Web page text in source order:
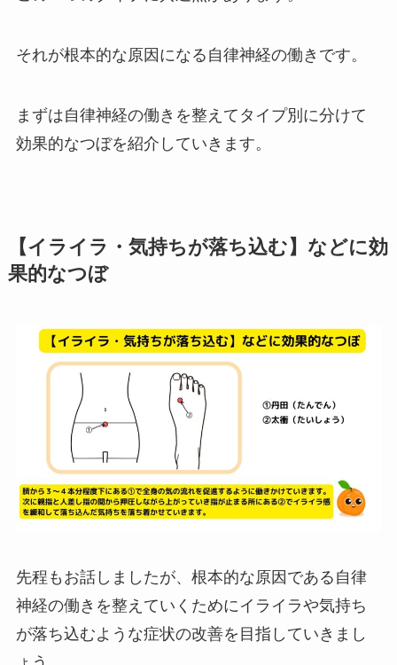
それが根本的な原因になる自律神経の働きです。
まずは自律神経の働きを整えてタイプ別に分けて
効果的なつぼを紹介していきます。
【イライラ・気持ちが落ち込む】などに効
果的なつぼ
先程もお話しましたが、根本的な原因である自律
神経の働きを整えていくためにイライラや気持ち
が落ち込むような症状の改善を目指していきまし